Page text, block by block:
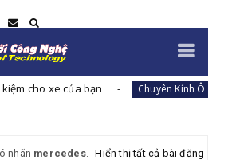
Chuyên Kính Ô Tô Rẻ Thay kính chắn
nhãn mercedes. Hiển thị tất cả bài đăng